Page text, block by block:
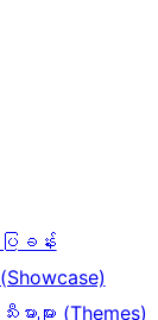
ပြခန်း
(Showcase)
သီးမားများ (Themes)